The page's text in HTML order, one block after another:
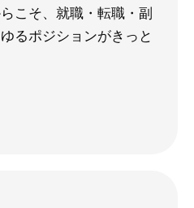
こそ、就職・転職・副
るポジションがきっと